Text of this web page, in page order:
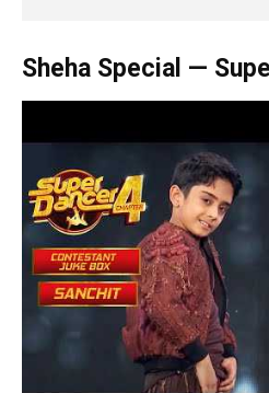
Sheha Special —